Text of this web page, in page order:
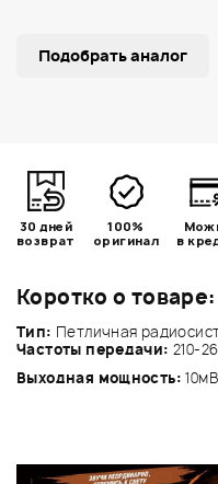
Коротко о товаре:
Тип: Петличная
Частоты передачи: 210-
Выходная мощность:
Подобрать аналог
30 дней
возврат
100%
оригинал
в